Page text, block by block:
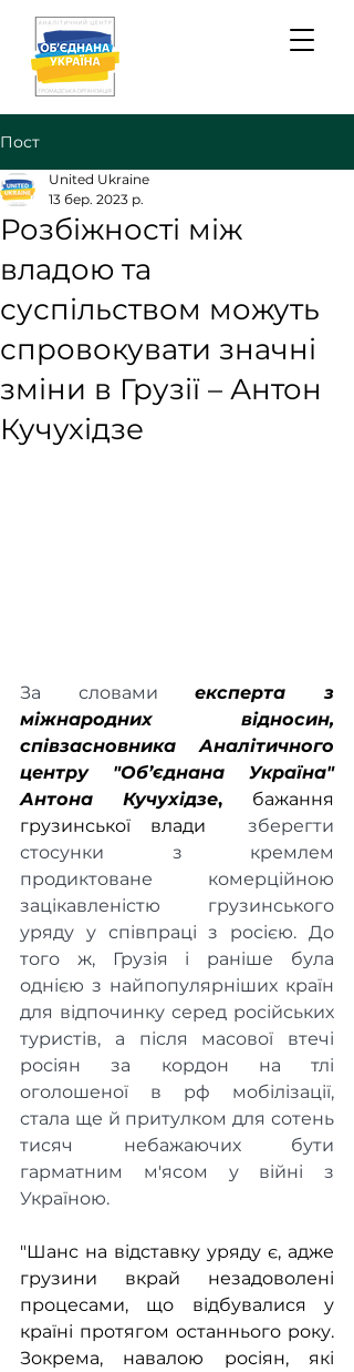
Пост
Розбіжності між
владою та
суспільством можуть
спровокувати значні
зміни в Грузії – Антон
Кучухідзе
United Ukraine
13 бер. 2023 р.
За словами експерта з
міжнародних відносин,
співзасновника Аналітичного
центру "Об’єднана Україна"
Антона Кучухідзе, бажання
грузинської влади
зберегти
стосунки з кремлем
продиктоване комерційною
зацікавленістю грузинського
уряду у співпраці з росією. До
того ж, Грузія і раніше була
однією з найпопулярніших країн
для відпочинку серед російських
туристів, а після масової втечі
росіян за кордон на тлі
оголошеної в рф мобілізації,
стала ще й притулком для сотень
тисяч небажаючих бути
гарматним м'ясом у війні з
Україною.
"Шанс на відставку уряду є, адже
грузини вкрай незадоволені
процесами, що відбувалися у
країні протягом останнього року.
Зокрема, навалою росіян, які